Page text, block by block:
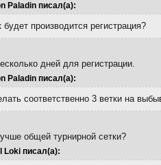
Paladin писал(а):
будет производится регистрация?
дней для регистрации.
Paladin писал(а):
соответственно 3 ветки на
общей турнирной сетки?
Loki писал(а):